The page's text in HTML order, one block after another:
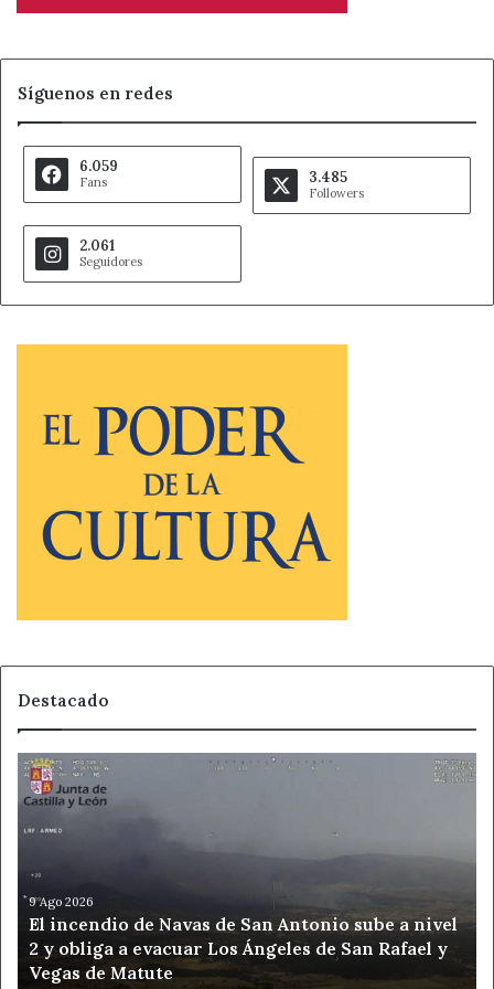
Síguenos en redes
6.059
Fans 3.485
Followers
2.061
Seguidores
Destacado
El
incendio
de
Navas
San
Antonio
sube
nivel
9 Ago 2026
El incendio de Navas de San Antonio sube a nivel
2 y obliga a evacuar Los Ángeles de San Rafael y
Vegas de Matute